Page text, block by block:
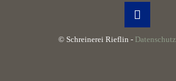
© Schreinerei Rieflin - Datenschutz